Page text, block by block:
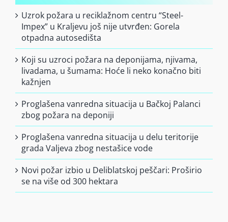
Uzrok požara u reciklažnom centru “Steel-
Impex” u Kraljevu još nije utvrđen: Gorela
otpadna autosedišta
Koji su uzroci požara na deponijama, njivama,
livadama, u šumama: Hoće li neko konačno biti
kažnjen
Proglašena vanredna situacija u Bačkoj Palanci
zbog požara na deponiji
Proglašena vanredna situacija u delu teritorije
grada Valjeva zbog nestašice vode
Novi požar izbio u Deliblatskoj peščari: Proširio
se na više od 300 hektara